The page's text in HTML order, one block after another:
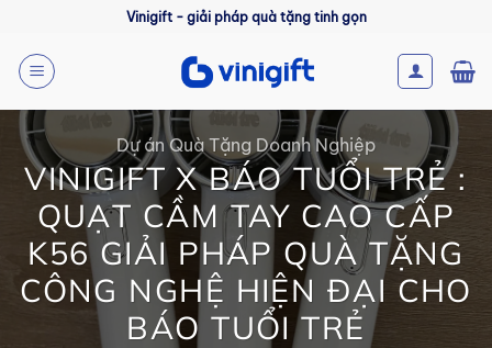
nội
dung
Vinigift - giải pháp quà tặng tinh gọn
Dự án Quà Tặng Doanh Nghiệp
VINIGIFT X BÁO TUỔI TRẺ :
QUẠT CẦM TAY CAO CẤP
K56 GIẢI PHÁP QUÀ TẶNG
CÔNG NGHỆ HIỆN ĐẠI CHO
BÁO TUỔI TRẺ